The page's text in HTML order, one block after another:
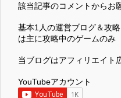
該当記事のコメントからお
基本1人の運営ブログ＆攻
は主に攻略中のゲームのみ
当ブログはアフィリエイト
YouTubeアカウント